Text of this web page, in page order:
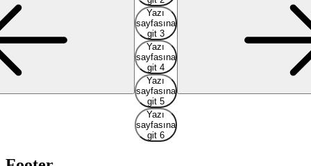
Yazı
sayfasına
git 3
Yazı
sayfasına
git 4
Yazı
sayfasına
git 5
Yazı
sayfasına
git 6